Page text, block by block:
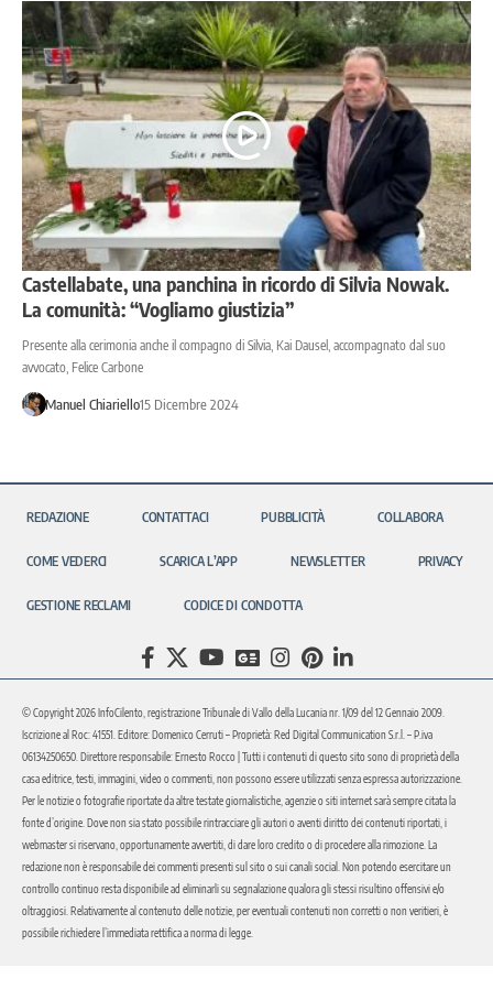
Castellabate, una panchina in ricordo di Silvia Nowak.
La comunità: “Vogliamo giustizia”
Presente alla cerimonia anche il compagno di Silvia, Kai Dausel, accompagnato dal suo
avvocato, Felice Carbone
Manuel Chiariello15 Dicembre 2024
REDAZIONE CONTATTACI PUBBLICITÀ COLLABORA
COME VEDERCI SCARICA L’APP NEWSLETTER PRIVACY
GESTIONE RECLAMI CODICE DI CONDOTTA
© Copyright 2026 InfoCilento, registrazione Tribunale di Vallo della Lucania nr. 1/09 del 12 Gennaio 2009.
Iscrizione al Roc: 41551. Editore: Domenico Cerruti – Proprietà: Red Digital Communication S.r.l. – P.iva
06134250650. Direttore responsabile: Ernesto Rocco | Tutti i contenuti di questo sito sono di proprietà della
casa editrice, testi, immagini, video o commenti, non possono essere utilizzati senza espressa autorizzazione.
Per le notizie o fotografie riportate da altre testate giornalistiche, agenzie o siti internet sarà sempre citata la
fonte d’origine. Dove non sia stato possibile rintracciare gli autori o aventi diritto dei contenuti riportati, i
webmaster si riservano, opportunamente avvertiti, di dare loro credito o di procedere alla rimozione. La
redazione non è responsabile dei commenti presenti sul sito o sui canali social. Non potendo esercitare un
controllo continuo resta disponibile ad eliminarli su segnalazione qualora gli stessi risultino offensivi e/o
oltraggiosi. Relativamente al contenuto delle notizie, per eventuali contenuti non corretti o non veritieri, è
possibile richiedere l’immediata rettifica a norma di legge.